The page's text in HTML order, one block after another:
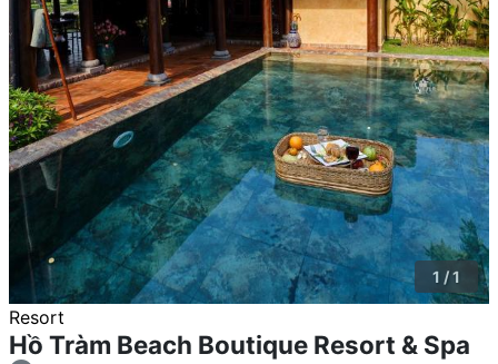
1 / 1
Resort
Hồ Tràm Beach Boutique Resort & Spa